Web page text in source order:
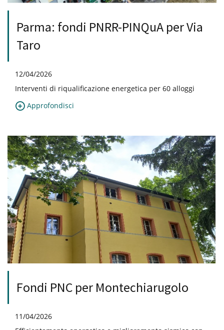
Parma: fondi PNRR-PINQuA per Via
Taro
12/04/2026
Interventi di riqualificazione energetica per 60 alloggi
Approfondisci
Fondi PNC per Montechiarugolo
11/04/2026